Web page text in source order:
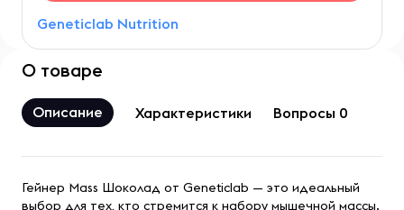
Geneticlab Nutrition
О товаре
Описание Характеристики Вопросы 0
Гейнер Mass Шоколад от Geneticlab — это идеальный
выбор для тех, кто стремится к набору мышечной массы.